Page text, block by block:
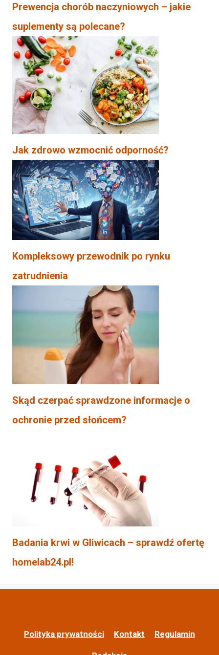
Prewencja chorób naczyniowych – jakie
suplementy są polecane?
Jak zdrowo wzmocnić odporność?
Kompleksowy przewodnik po rynku
zatrudnienia
Skąd czerpać sprawdzone informacje o
ochronie przed słońcem?
Badania krwi w Gliwicach – sprawdź ofertę
homelab24.pl!
Polityka prywatności Kontakt Regulamin